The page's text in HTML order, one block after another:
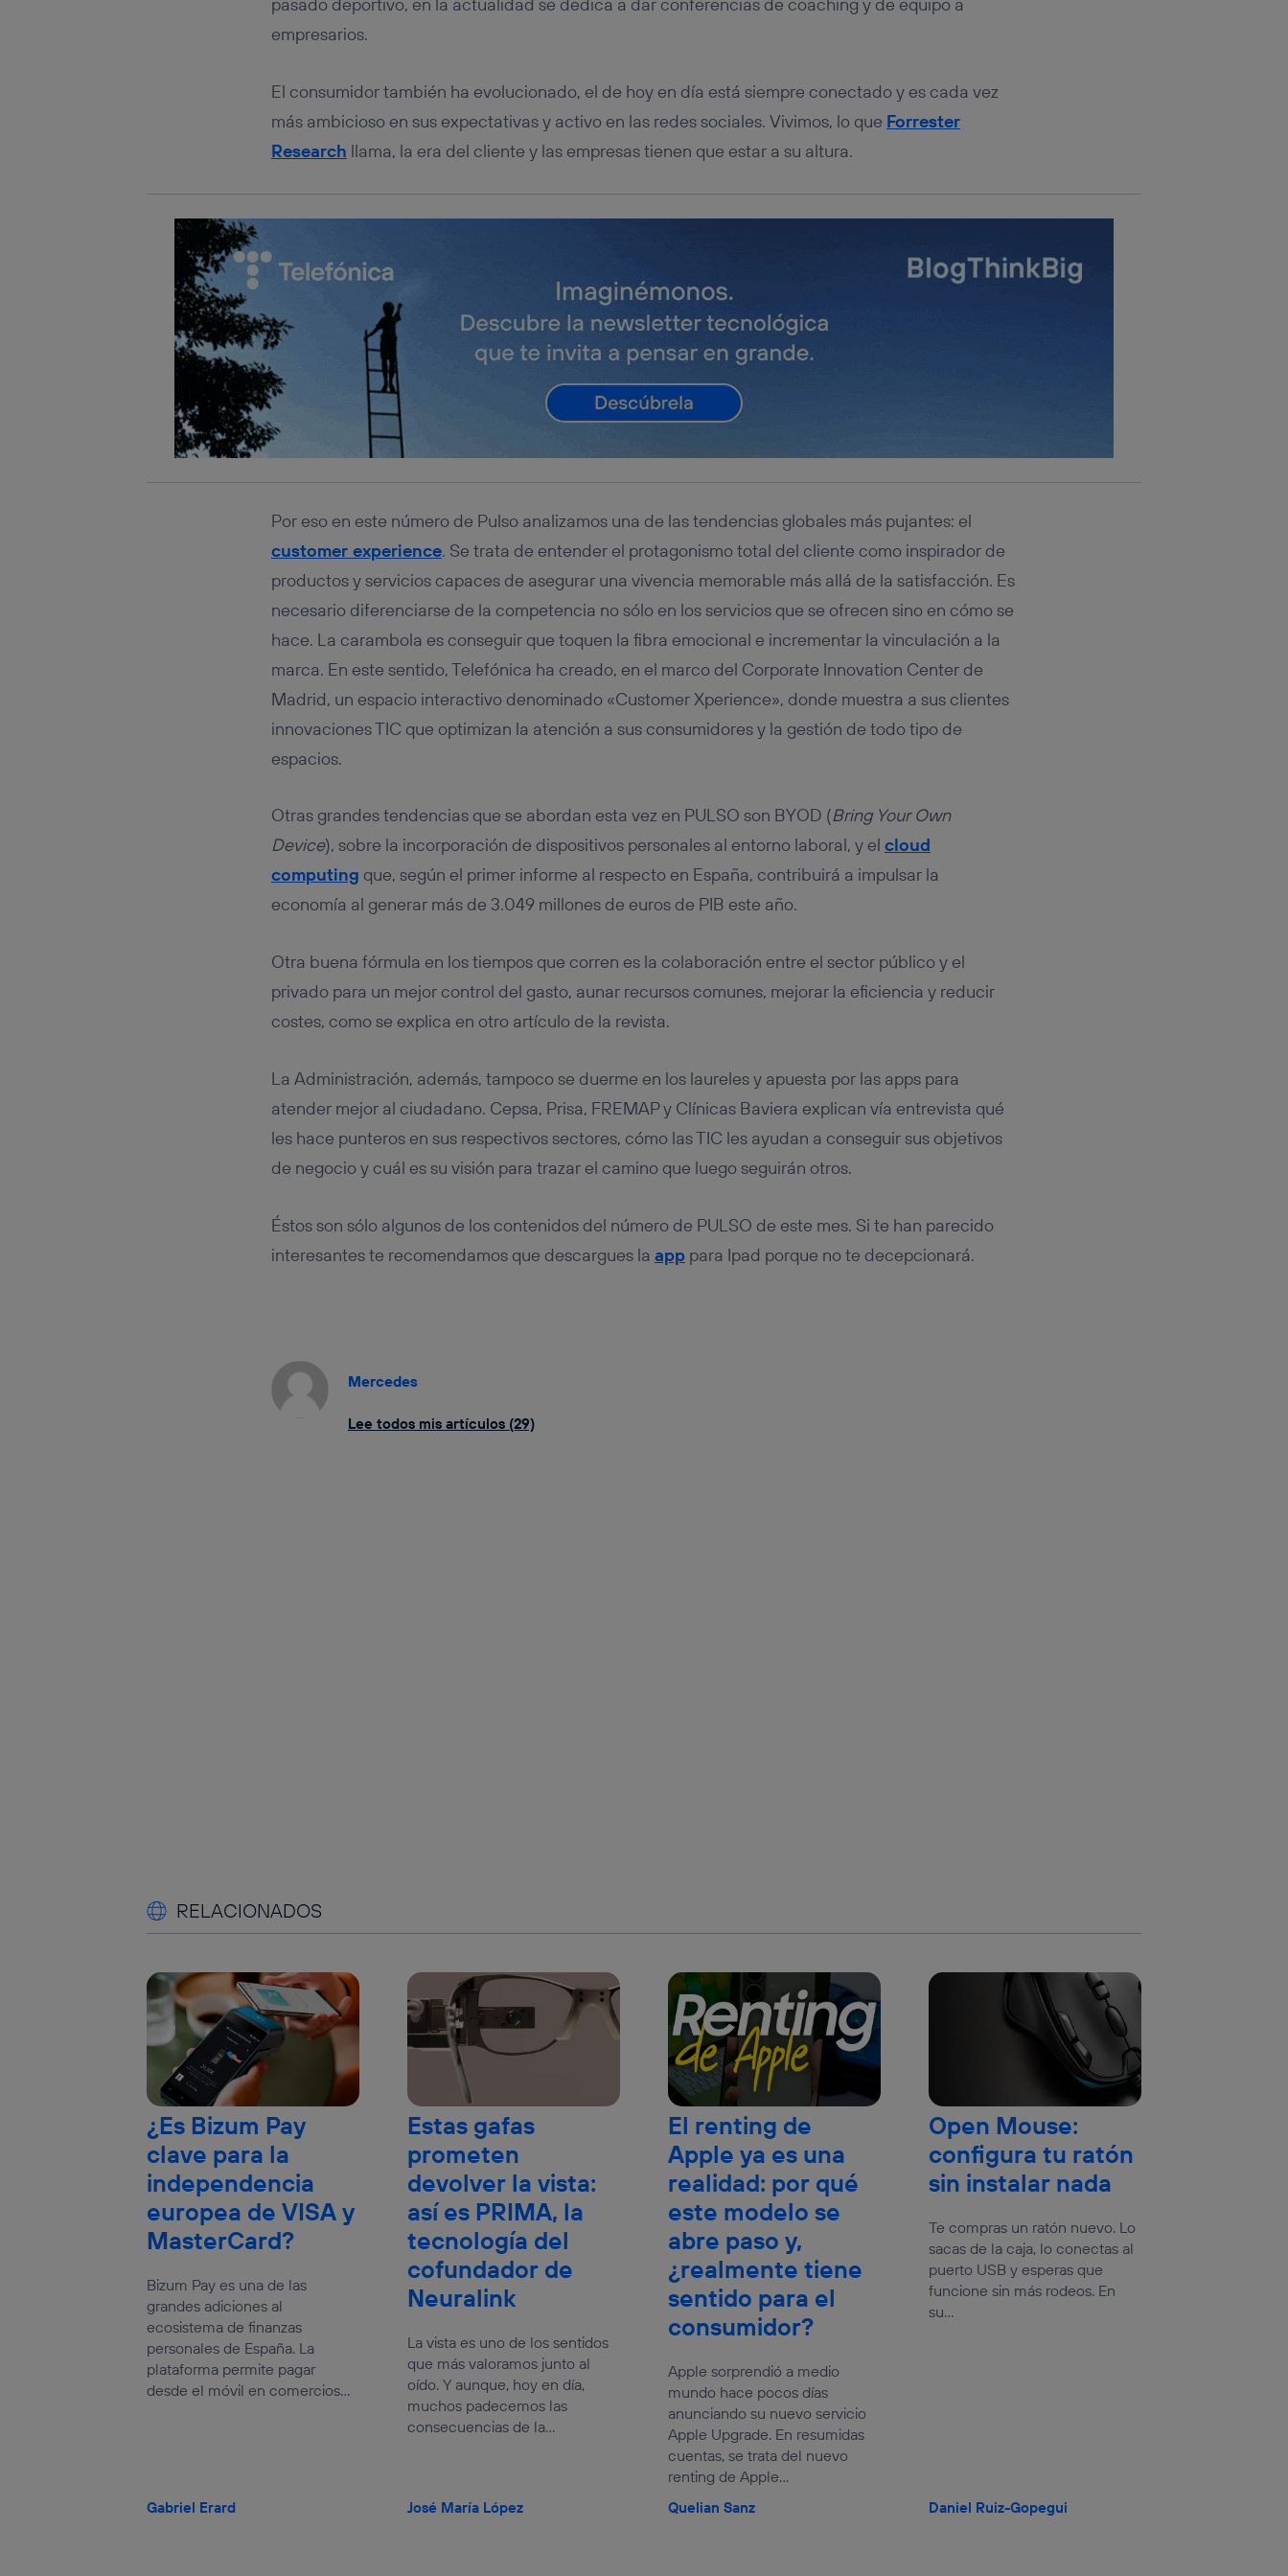
empresarios.
El consumidor también ha evolucionado, el de hoy en día está siempre conectado y es cada vez
más ambicioso en sus expectativas y activo en las redes sociales. Vivimos, lo que Forrester
Research llama, la era del cliente y las empresas tienen que estar a su altura.
Por eso en este número de Pulso analizamos una de las tendencias globales más pujantes: el
customer experience. Se trata de entender el protagonismo total del cliente como inspirador de
productos y servicios capaces de asegurar una vivencia memorable más allá de la satisfacción. Es
necesario diferenciarse de la competencia no sólo en los servicios que se ofrecen sino en cómo se
hace. La carambola es conseguir que toquen la fibra emocional e incrementar la vinculación a la
marca. En este sentido, Telefónica ha creado, en el marco del Corporate Innovation Center de
Madrid, un espacio interactivo denominado «Customer Xperience», donde muestra a sus clientes
innovaciones TIC que optimizan la atención a sus consumidores y la gestión de todo tipo de
espacios.
Otras grandes tendencias que se abordan esta vez en PULSO son BYOD (Bring Your Own
Device), sobre la incorporación de dispositivos personales al entorno laboral, y el cloud
computing que, según el primer informe al respecto en España, contribuirá a impulsar la
economía al generar más de 3.049 millones de euros de PIB este año.
Otra buena fórmula en los tiempos que corren es la colaboración entre el sector público y el
privado para un mejor control del gasto, aunar recursos comunes, mejorar la eficiencia y reducir
costes, como se explica en otro artículo de la revista.
La Administración, además, tampoco se duerme en los laureles y apuesta por las apps para
atender mejor al ciudadano. Cepsa, Prisa, FREMAP y Clínicas Baviera explican vía entrevista qué
les hace punteros en sus respectivos sectores, cómo las TIC les ayudan a conseguir sus objetivos
de negocio y cuál es su visión para trazar el camino que luego seguirán otros.
Éstos son sólo algunos de los contenidos del número de PULSO de este mes. Si te han parecido
interesantes te recomendamos que descargues la apppara Ipad porque no te decepcionará.
Mercedes
Lee todos mis artículos (29)
RELACIONADOS
¿Es Bizum Pay
clave para la
independencia
europea de VISA y
MasterCard?
Bizum Pay es una de las
grandes adiciones al
ecosistema de finanzas
personales de España. La
plataforma permite pagar
desde el móvil en comercios...
Gabriel Erard
Estas gafas
prometen
devolver la vista:
así es PRIMA, la
tecnología del
cofundador de
Neuralink
La vista es uno de los sentidos
que más valoramos junto al
oído. Y aunque, hoy en día,
muchos padecemos las
consecuencias de la...
José María López
El renting de
Apple ya es una
realidad: por qué
este modelo se
abre paso y,
¿realmente tiene
sentido para el
consumidor?
Apple sorprendió a medio
mundo hace pocos días
anunciando su nuevo servicio
Apple Upgrade. En resumidas
cuentas, se trata del nuevo
renting de Apple...
Quelian Sanz
Open Mouse:
configura tu ratón
sin instalar nada
Te compras un ratón nuevo. Lo
sacas de la caja, lo conectas al
puerto USB y esperas que
funcione sin más rodeos. En
su...
Daniel Ruiz-Gopegui
Típicamente:
Si utilizas datos móviles, el marketing será más personalizado, ya que se basará
únicamente en la navegación del usuario del móvil.
Puedes gestionar los consentimientos Utiq seleccionando “Administrar Utiq” en la parte
inferior de esta página web o visitando el portal de privacidad de Utiq (“consenthub”)